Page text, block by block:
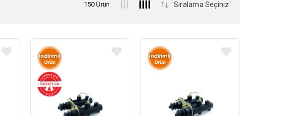
150 Ürün